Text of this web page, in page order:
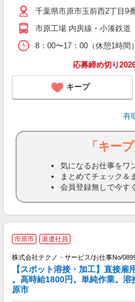
千葉県市原市玉前西2丁目9
市原工場 内房線・小湊鉄
8：00〜17：00（休憩1時
応募締め切り
キープ
有
「キー
気になるお仕事をワ
まとめてチェック＆
会員登録無しで今す
市原市 派遣社員
株式会社テクノ・サービス/お仕事No/
【スポット溶接・加工】直接雇
。高時給1800円。単純作業。溶
原市